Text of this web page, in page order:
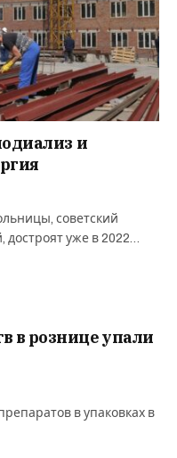
и
советский
достроят уже в 2022…
в рознице упали
в упаковках в